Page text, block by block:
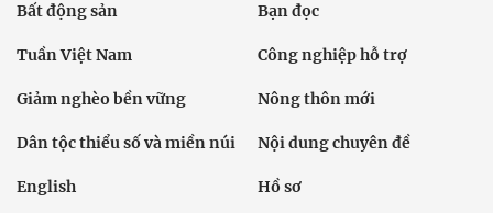
Bất động sản Bạn đọc
Tuần Việt Nam Công nghiệp hỗ trợ
Giảm nghèo bền vững Nông thôn mới
Dân tộc thiểu số và miền núi Nội dung chuyên đề
English Hồ sơ